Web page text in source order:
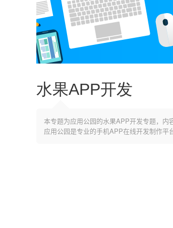
水果APP开发
本专题为应用公园的水果APP开发专题，内
应用公园是专业的手机APP在线开发制作平